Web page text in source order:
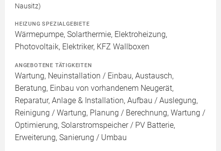
Nausitz)
HEIZUNG SPEZIALGEBIETE
Wärmepumpe, Solarthermie, Elektroheizung,
Photovoltaik, Elektriker, KFZ Wallboxen
ANGEBOTENE TÄTIGKEITEN
Wartung, Neuinstallation / Einbau, Austausch,
Beratung, Einbau von vorhandenem Neugerät,
Reparatur, Anlage & Installation, Aufbau / Auslegung,
Reinigung / Wartung, Planung / Berechnung, Wartung /
Optimierung, Solarstromspeicher / PV Batterie,
Erweiterung, Sanierung / Umbau